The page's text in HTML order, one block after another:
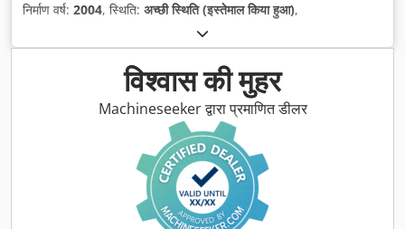
निर्माण वर्ष: 2004, स्थिति: अच्छी स्थिति (इस्तेमाल किया हुआ),
विश्वास की मुहर
Machineseeker द्वारा प्रमाणित डीलर